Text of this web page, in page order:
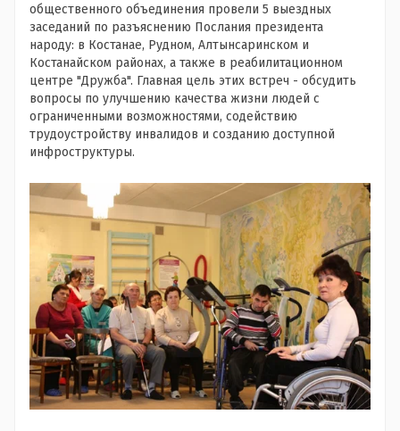
общественного объединения провели 5 выездных
заседаний по разъяснению Послания президента
народу: в Костанае, Рудном, Алтынсаринском и
Костанайском районах, а также в реабилитационном
центре "Дружба". Главная цель этих встреч - обсудить
вопросы по улучшению качества жизни людей с
ограниченными возможностями, содействию
трудоустройству инвалидов и созданию доступной
инфроструктуры.